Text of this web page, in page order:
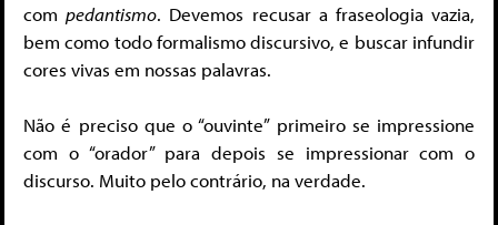
compedantismo. Devemos recusar a fraseologia vazia,
bem como todo formalismo discursivo, e buscar infundir
cores vivas em nossas palavras.
Não é preciso que o “ouvinte” primeiro se impressione
com o “orador” para depois se impressionar com o
discurso. Muito pelo contrário, na verdade.